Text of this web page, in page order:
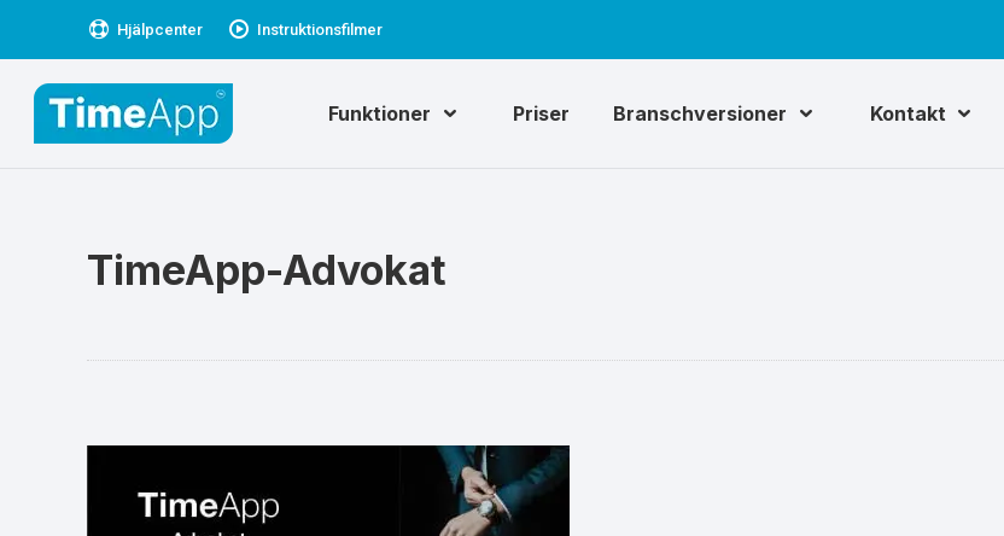
Hjälpcenter Instruktionsfilmer
Funktioner Priser Branschversioner Kontakt
TimeApp-Advokat